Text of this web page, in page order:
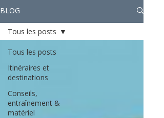
BLOG
Tous les posts
Itinéraires et
destinations
Conseils,
entraînement &
matériel
Tous les posts